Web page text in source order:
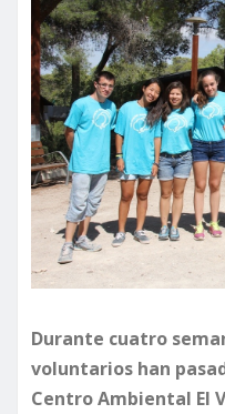
Durante cuatro
voluntarios han
Centro Ambiental El